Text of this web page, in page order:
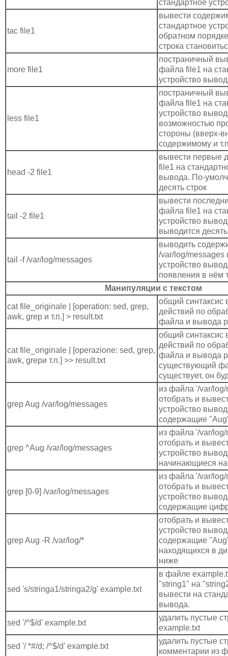
стандартное
tac file1
вывести
стандартное
обратном
строка
more file1
постраничный
файла file1 на
устройство
less file1
постраничный
файла file1 на
устройство
возможностью
стороны (вверх-
содержимому и
head -2 file1
вывести первые
file1 на
вывода. По-
десять строк
tail -2 file1
вывести
файла file1 на
устройство
выводится десять
tail -f /var/log/messages
выводить
/var/log/messages
устройство
появления в нём
Манипуляции с текстом
cat file_originale | [operation: sed, grep,
awk, grep и т.п.] > result.txt
общий синтаксис
действий по
файла и вывода
cat file_originale | [operazione: sed, grep,
awk, grepи т.п.] >> result.txt
общий синтаксис
действий по
файла и вывода
существующий
существует, он
grep Aug /var/log/messages
из файла '/var/
отобрать и
устройство
содержащие
grep ^Aug /var/log/messages
из файла '/var/
отобрать и
устройство
начинающиеся
grep [0-9] /var/log/messages
из файла '/var/
отобрать и
устройство
содержащие
grep Aug -R /var/log/*
отобрать и
устройство
содержащие
находящихся в
ниже
sed 's/stringa1/stringa2/g' example.txt
в файле
"string1" на
вывести на
вывода.
sed '/^$/d' example.txt
удалить пустые
example.txt
sed '/ *#/d; /^$/d' example.txt
удалить пустые
комментарии из